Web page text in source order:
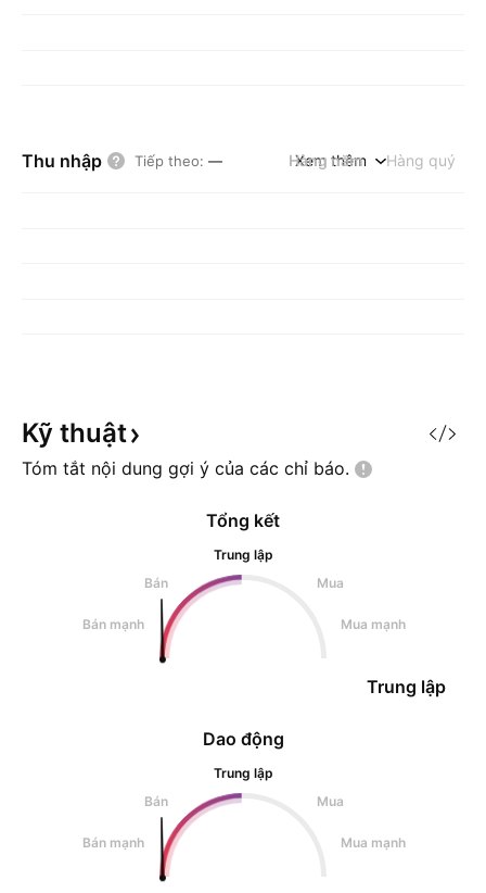
Thu nhập Tiếp theo: — Hàng năm Hàng quý
Xem thêm
Kỹ thuật
Tóm tắt nội dung gợi ý của các chỉ báo.
Dao động
Trung lập
Bán
Mua
Bán mạnh Mua mạnh
Tổng kết
Trung lập
Bán
Mua
Bán mạnh Mua mạnh
Trung lập